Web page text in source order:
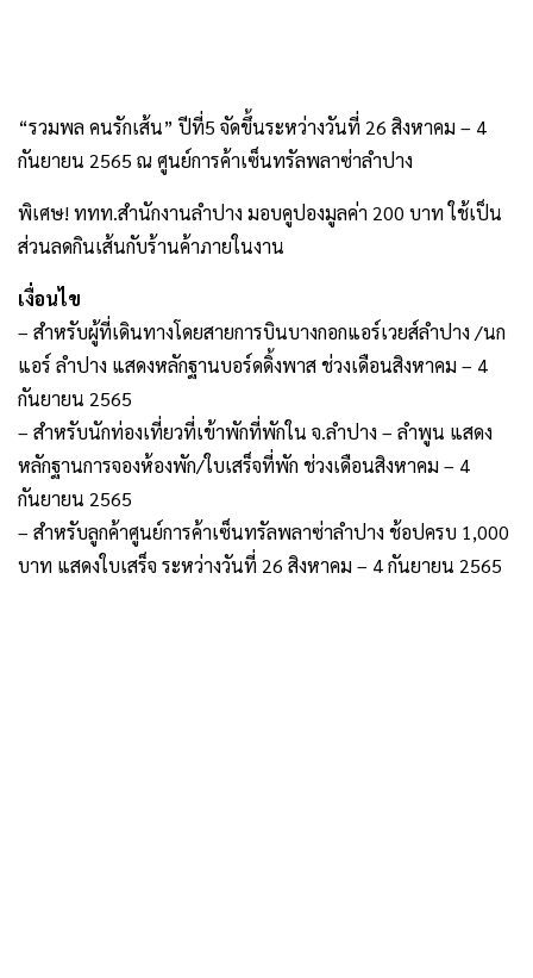
“รวมพล คนรักเส้น” ปีที่5 จัดขึ้นระหว่างวันที่ 26 สิงหาคม – 4
กันยายน 2565 ณ ศูนย์การค้าเซ็นทรัลพลาซ่าลำปาง
พิเศษ! ททท.สำนักงานลำปาง มอบคูปองมูลค่า 200 บาท ใช้เป็น
ส่วนลดกินเส้นกับร้านค้าภายในงาน
เงื่อนไข
– สำหรับผู้ที่เดินทางโดยสายการบินบางกอกแอร์เวยส์ลำปาง /นก
แอร์ ลำปาง แสดงหลักฐานบอร์ดดิ้งพาส ช่วงเดือนสิงหาคม – 4
กันยายน 2565
– สำหรับนักท่องเที่ยวที่เข้าพักที่พักใน จ.ลำปาง – ลำพูน แสดง
หลักฐานการจองห้องพัก/ใบเสร็จที่พัก ช่วงเดือนสิงหาคม – 4
กันยายน 2565
– สำหรับลูกค้าศูนย์การค้าเซ็นทรัลพลาซ่าลำปาง ช้อปครบ 1,000
บาท แสดงใบเสร็จ ระหว่างวันที่ 26 สิงหาคม – 4 กันยายน 2565